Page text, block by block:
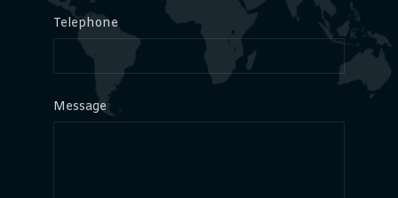
Telephone
Message